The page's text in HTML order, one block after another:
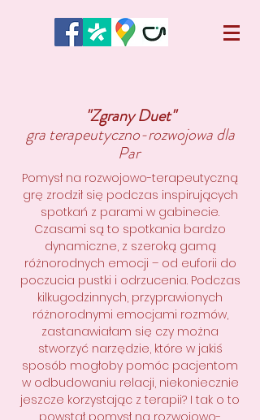
"Zgrany Duet"
gra terapeutyczno-rozwojowa dla
Par
Pomysł na rozwojowo-terapeutyczną
grę zrodził się podczas inspirujących
spotkań z parami w gabinecie.
Czasami są to spotkania bardzo
dynamiczne, z szeroką gamą
różnorodnych emocji – od euforii do
poczucia pustki i odrzucenia. Podczas
kilkugodzinnych, przyprawionych
różnorodnymi emocjami rozmów,
zastanawiałam się czy można
stworzyć narzędzie, które w jakiś
sposób mogłoby pomóc pacjentom
w odbudowaniu relacji, niekoniecznie
jeszcze korzystając z terapii? I tak o to
powstał pomysł na rozwojowo-